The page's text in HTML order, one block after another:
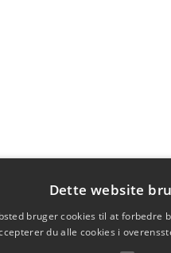
Dette website
bruger cookies til at forbedre
du alle cookies i